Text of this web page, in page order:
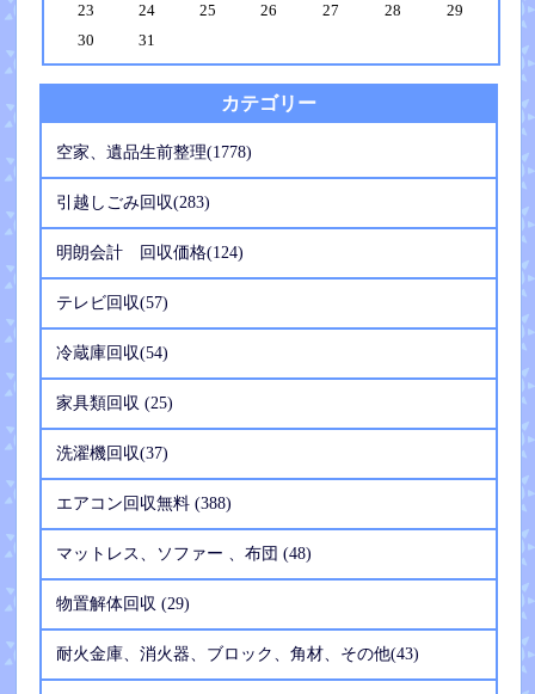
23
24 25 26 27 28
29
30
31
カテゴリー
空家、遺品生前整理(1778)
引越しごみ回収(283)
明朗会計 回収価格(124)
テレビ回収(57)
冷蔵庫回収(54)
家具類回収 (25)
洗濯機回収(37)
エアコン回収無料 (388)
マットレス、ソファー 、布団 (48)
物置解体回収 (29)
耐火金庫、消火器、ブロック、角材、その他(43)